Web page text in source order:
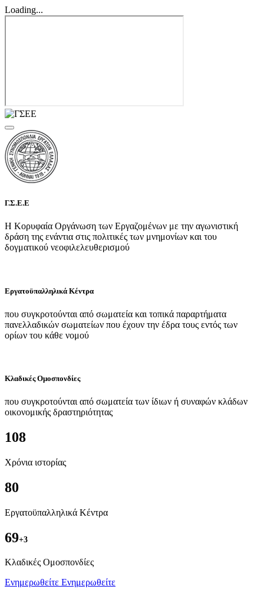
Loading...
Γ.Σ.Ε.Ε
Η Κορυφαία Οργάνωση των Εργαζομένων με την αγωνιστική
δράση της ενάντια στις πολιτικές των μνημονίων και του
δογματικού νεοφιλελευθερισμού
Εργατοϋπαλληλικά Κέντρα
που συγκροτούνται από σωματεία και τοπικά παραρτήματα
πανελλαδικών σωματείων που έχουν την έδρα τους εντός των
ορίων του κάθε νομού
Κλαδικές Ομοσπονδίες
που συγκροτούνται από σωματεία των ίδιων ή συναφών κλάδων
οικονομικής δραστηριότητας
108
Χρόνια ιστορίας
80
Εργατοϋπαλληλικά Κέντρα
69+3
Kλαδικές Ομοσπονδίες
Ενημερωθείτε Ενημερωθείτε